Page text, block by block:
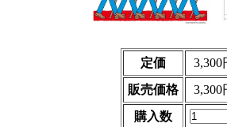
定価
3,300
販売価格
3,300
購入数